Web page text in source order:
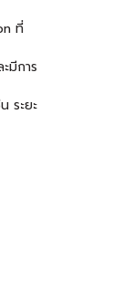
ที่
มีการ
ระยะ